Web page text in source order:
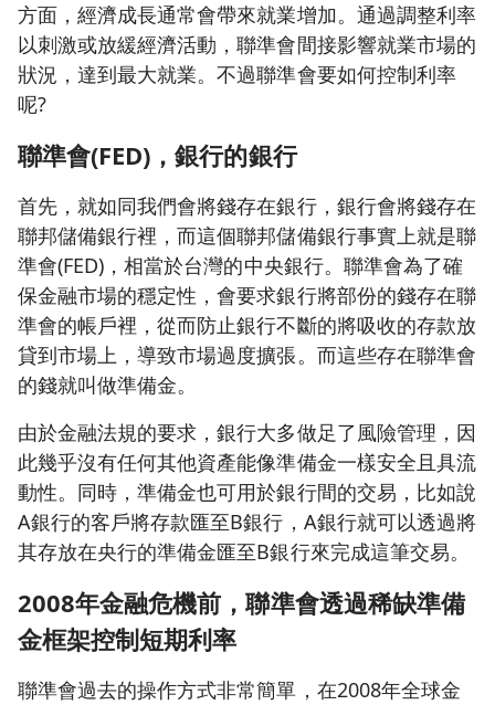
方面，經濟成長通常會帶來就業增加。通過調整利率
以刺激或放緩經濟活動，聯準會間接影響就業市場的
狀況，達到最大就業。不過聯準會要如何控制利率
呢?
聯準會(FED)，銀行的銀行
首先，就如同我們會將錢存在銀行，銀行會將錢存在
聯邦儲備銀行裡，而這個聯邦儲備銀行事實上就是聯
準會(FED)，相當於台灣的中央銀行。聯準會為了確
保金融市場的穩定性，會要求銀行將部份的錢存在聯
準會的帳戶裡，從而防止銀行不斷的將吸收的存款放
貸到市場上，導致市場過度擴張。而這些存在聯準會
的錢就叫做準備金。
由於金融法規的要求，銀行大多做足了風險管理，因
此幾乎沒有任何其他資產能像準備金一樣安全且具流
動性。同時，準備金也可用於銀行間的交易，比如說
A銀行的客戶將存款匯至B銀行，A銀行就可以透過將
其存放在央行的準備金匯至B銀行來完成這筆交易。
2008年金融危機前，聯準會透過稀缺準備
金框架控制短期利率
聯準會過去的操作方式非常簡單，在2008年全球金